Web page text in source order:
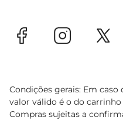
Condições gerais: Em
valor válido é o do
Compras sujeitas a